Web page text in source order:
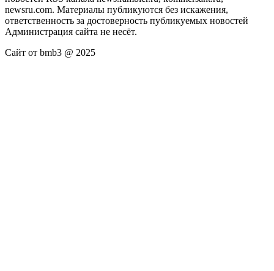
newsru.com. Материалы публикуются без искажения,
ответственность за достоверность публикуемых новостей
Администрация сайта не несёт.
Сайт от bmb3 @ 2025